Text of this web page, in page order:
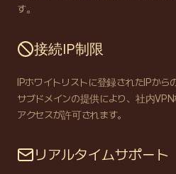
す。
接続IP制限
IPホワイトリストに登録されたIPから
サブドメインの提供により、社内
アクセスが許可されます。
リアルタイムサポート